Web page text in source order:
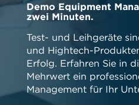
Demo Equipment
zwei Minuten.
Test- und Leihgeräte
und Hightech-
Erfolg. Erfahren Sie in
Mehrwert ein
Management für Ihr